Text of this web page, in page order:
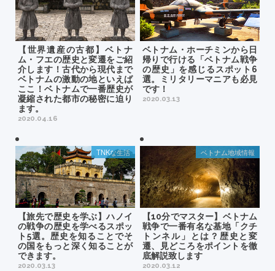
【世界遺産の古都】ベトナ
ム・フエの歴史と変遷をご紹
介します！古代から現代まで
ベトナムの激動の地といえば
ここ！ベトナムで一番歴史が
凝縮された都市の秘密に迫り
ます。
2020.04.16
ベトナム・ホーチミンから日
帰りで行ける「ベトナム戦争
の歴史」を感じるスポット6
選。ミリタリーマニアも必見
です！
2020.03.13
【旅先で歴史を学ぶ】ハノイ
の戦争の歴史を学べるスポッ
ト5選。歴史を知ることでそ
の国をもっと深く知ることが
できます。
2020.03.13
TNKな生活
【10分でマスター】ベトナム
戦争で一番有名な基地「クチ
トンネル」とは？歴史と変
遷、見どころをポイントを徹
底解説致します
2020.03.12
ベトナム地域情報